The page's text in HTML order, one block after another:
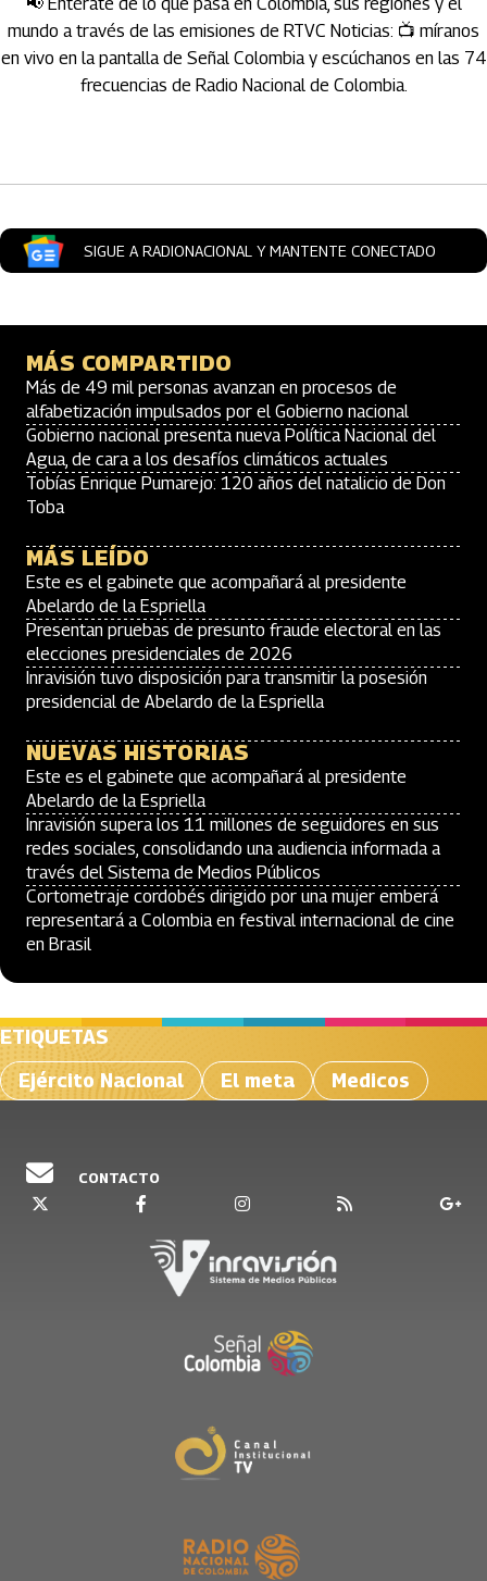
mundo a través de las emisiones de RTVC Noticias: 📺 míranos
en vivo en la pantalla de Señal Colombia y escúchanos en las 74
frecuencias de Radio Nacional de Colombia.
SIGUE A RADIONACIONAL Y MANTENTE CONECTADO
MÁS COMPARTIDO
Más de 49 mil personas avanzan en procesos de
alfabetización impulsados por el Gobierno nacional
Gobierno nacional presenta nueva Política Nacional del
Agua, de cara a los desafíos climáticos actuales
Tobías Enrique Pumarejo: 120 años del natalicio de Don
Toba
MÁS LEÍDO
Este es el gabinete que acompañará al presidente
Abelardo de la Espriella
Presentan pruebas de presunto fraude electoral en las
elecciones presidenciales de 2026
Inravisión tuvo disposición para transmitir la posesión
presidencial de Abelardo de la Espriella
NUEVAS HISTORIAS
Este es el gabinete que acompañará al presidente
Abelardo de la Espriella
Inravisión supera los 11 millones de seguidores en sus
redes sociales, consolidando una audiencia informada a
través del Sistema de Medios Públicos
Cortometraje cordobés dirigido por una mujer emberá
representará a Colombia en festival internacional de cine
en Brasil
ETIQUETAS
Ejército Nacional
El meta Medicos
CONTACTO